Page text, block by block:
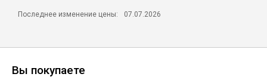
Остальное
Последнее изменение цены: 07.07.2026
Вы покупаете